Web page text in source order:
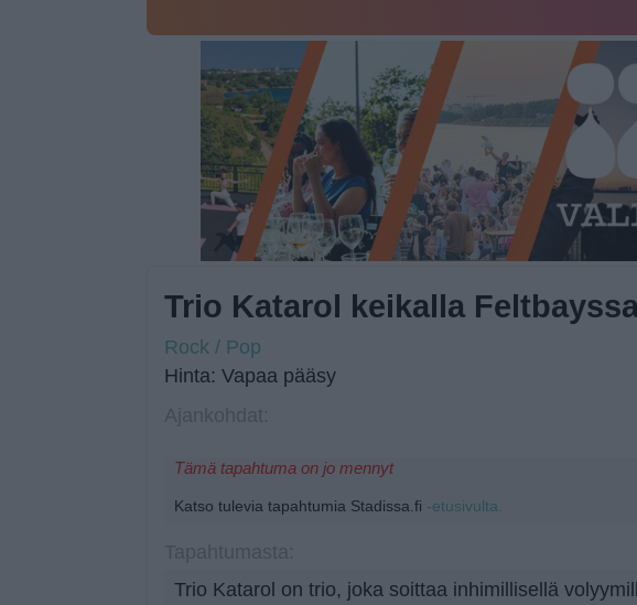
Trio Katarol keikalla
Rock / Pop
Hinta: Vapaa pääsy
Tämä tapahtuma on jo mennyt
Katso tulevia tapahtumia Stadissa.fi -etusivulta.
Trio Katarol on trio, joka soittaa inhimillisellä